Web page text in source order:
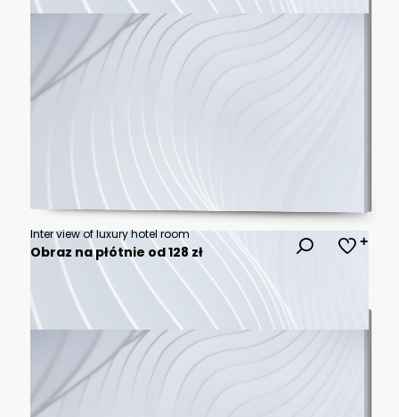
Inter view of luxury hotel room
Obraz na płótnie od 128 zł